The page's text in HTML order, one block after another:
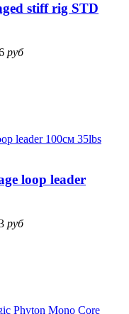
stiff rig STD
руб
loop leader
руб